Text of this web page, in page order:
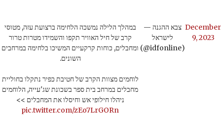
במהלך הלילה נמשכה הלחימה ברצועת עזה, מטוסי
קרב של חיל האוויר תקפו והשמידו מטרות טרור
ומחבלים, כוחות קרקעיים המשיכו בלחימה במרחבים
השונים.
לוחמים מצוות הקרב של חטיבת כפיר נתקלו בחוליית
מחבלים במרחב בית ספר בשכונת שג'עייה, הלוחמים
ניהלו חילופי אש וחיסלו את המחבלים >>
pic.twitter.com/zEo7LrGORn
— צבא ההגנה
לישראל
(@idfonline)
December
9, 2023